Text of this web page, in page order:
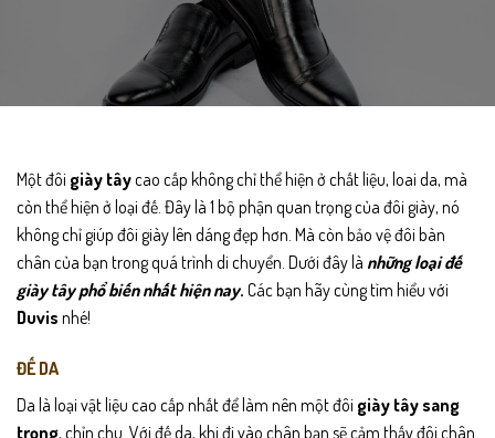
Một đôi giày tâycao cấp không chỉ thể hiện ở chất liệu, loai da, mà
còn thể hiện ở loại đế. Đây là 1 bộ phận quan trọng của đôi giày, nó
không chỉ giúp đôi giày lên dáng đẹp hơn. Mà còn bảo vệ đôi bàn
chân của bạn trong quá trình di chuyển. Dưới đây là những loại đế
giày tây phổ biến nhất hiện nay. Các bạn hãy cùng tìm hiểu với
Duvis nhé!
ĐẾ DA
Da là loại vật liệu cao cấp nhất để làm nên một đôi giày tây sang
trọng, chỉn chu. Với đế da, khi đi vào chân bạn sẽ cảm thấy đôi chân